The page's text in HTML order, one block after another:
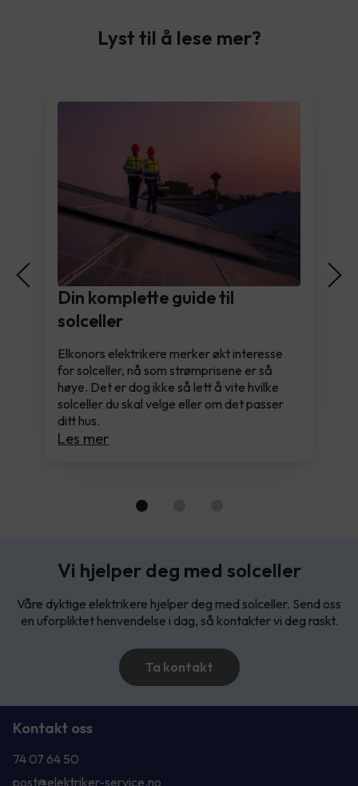
Lyst til å lese mer?
Din komplette guide til
solceller
Elkonors elektrikere merker økt interesse
for solceller, nå som strømprisene er så
høye. Det er dog ikke så lett å vite hvilke
solceller du skal velge eller om det passer
ditt hus.
Les mer
Vi hjelper deg med solceller
Våre dyktige elektrikere hjelper deg med solceller. Send oss
en uforpliktet henvendelse i dag, så kontakter vi deg raskt.
Ta kontakt
Kontakt oss
74 07 64 50
post@elektriker-service.no